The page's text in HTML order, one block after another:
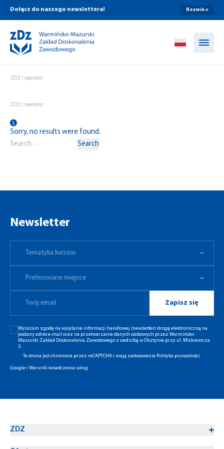
Dołącz do naszego newslettera! Rozwiń +
ZDZ/ operator
ZDZ/ operator
Sorry, no results were found.
Search for:
Search
Newsletter
Tematyka kursów
Preferowane miejsce
Zapisz się
Wyrażam zgodę na wysyłanie informacji handlowej (newsletter) drogą elektroniczną na
podany adres e-mail oraz na przetwarzanie danych osobowych przez Warmińsko-
Mazurski Zakład Doskonalenia Zawodowego z siedzibą w Olsztynie przy ul. Mickiewicza
5.
Ta strona jest chroniona przez reCAPTCHA i mają zastosowanie Polityka prywatności
Googlei Warunki świadczenia usług
ZDZ